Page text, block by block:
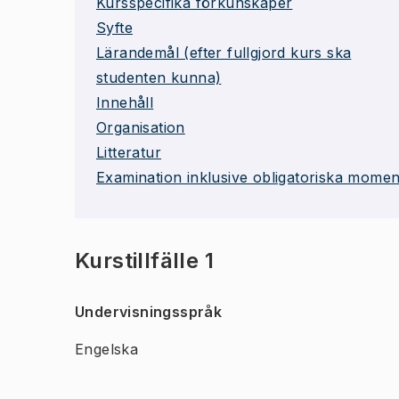
Syfte
Lärandemål (efter fullgjord kurs ska
studenten kunna)
Innehåll
Organisation
Litteratur
Examination inklusive obligatoriska
Kurstillfälle 1
Undervisningsspråk
Engelska